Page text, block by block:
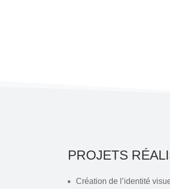
PROJETS
Création de l’identité